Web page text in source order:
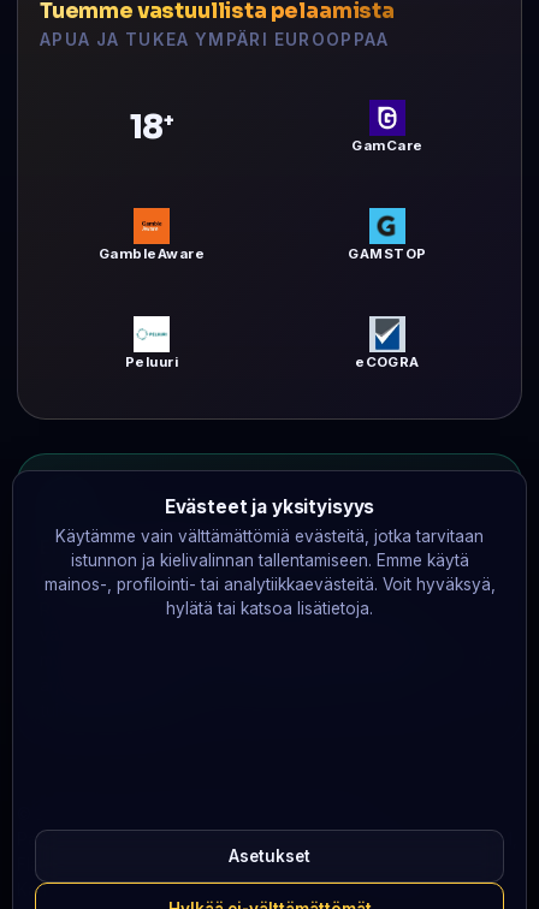
Tuemme vastuullista pelaamista
APUA JA TUKEA YMPÄRI EUROOPPAA
18+
GamCare
GambleAware GAMSTOP
Peluuri eCOGRA
Ei kumppanilinkkejä. Tienaamme
operaattoreilta 0 €.
Raymond ei käytä kumppanuusohjelmia, ei ota
Palveluntarjoaja:
· Promitheos 14, Floor M,
Flat / Office M1, 1065 Nicosia, Cyprus
Kaupparekisteri (Cyprus): ΗΕ 483274 ·+357 99 631882·
Evästeet ja yksityisyys
Käytämme vain välttämättömiä evästeitä, jotka tarvitaan
istunnon ja kielivalinnan tallentamiseen. Emme käytä
mainos-, profilointi- tai analytiikkaevästeitä. Voit hyväksyä,
hylätä tai katsoa lisätietoja.
Asetukset